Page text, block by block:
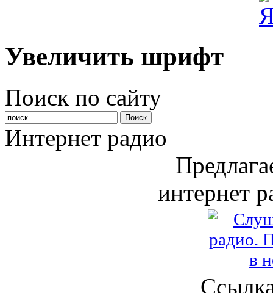
Увеличить шрифт
Поиск по сайту
Интернет радио
интернет